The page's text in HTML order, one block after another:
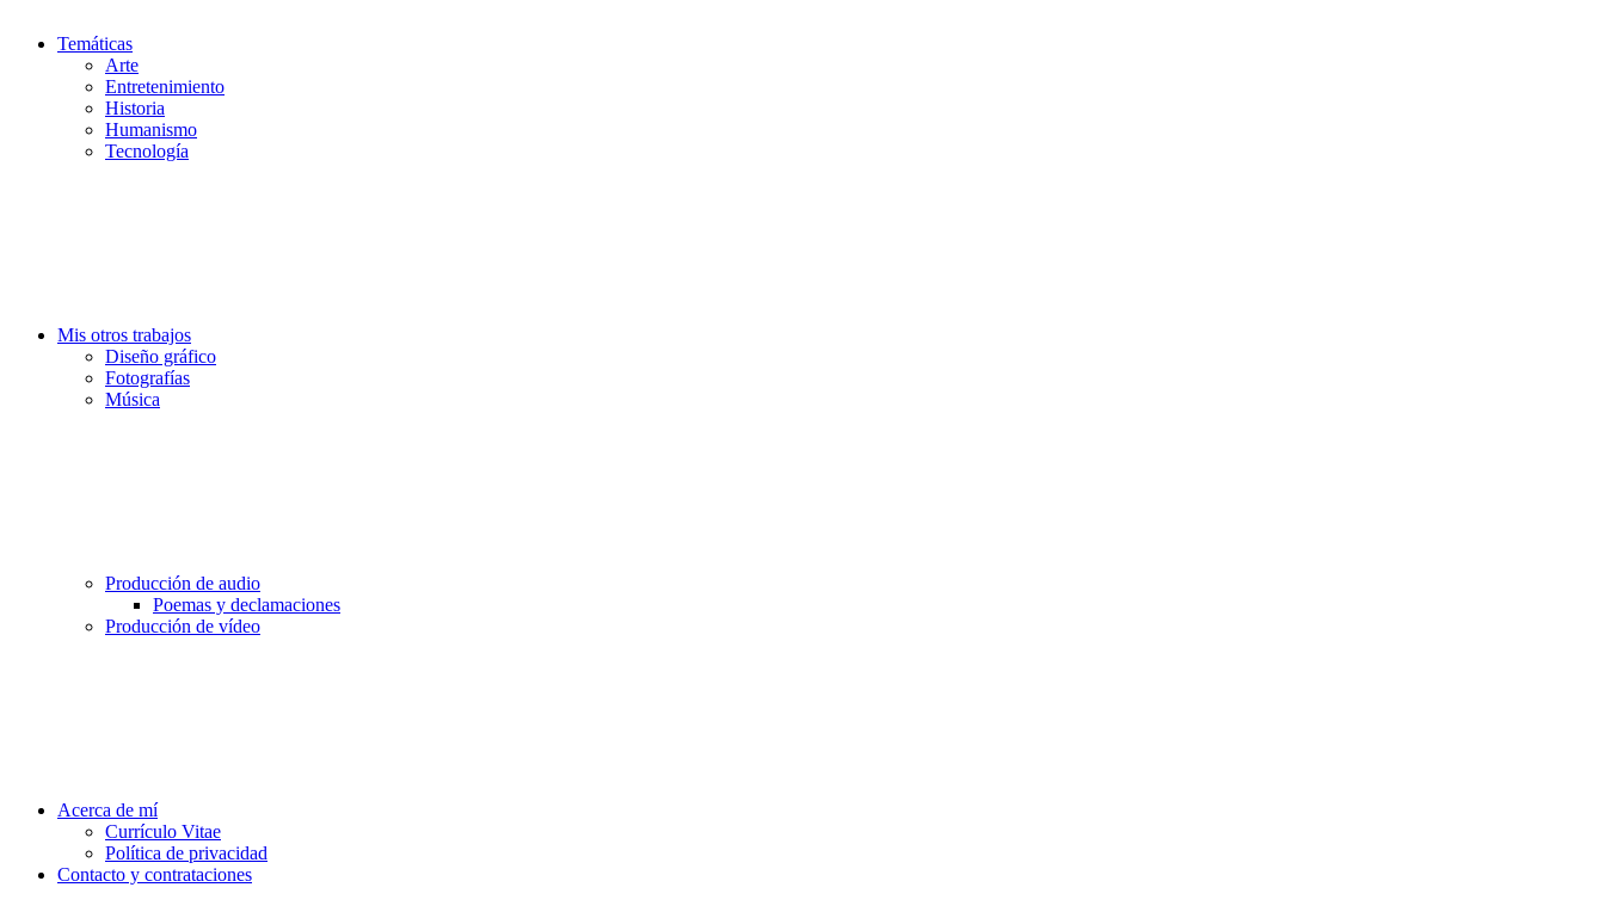
Temáticas
Arte
Entretenimiento
Historia
Humanismo
Tecnología
Mis otros trabajos
Diseño gráfico
Fotografías
Música
Producción de audio
Poemas y declamaciones
Producción de vídeo
Acerca de mí
Currículo Vitae
Política de privacidad
Contacto y contrataciones